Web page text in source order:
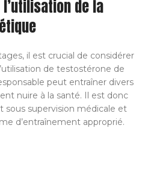
de la
il est crucial de considérer
de testostérone de
peut entraîner divers
nuire à la santé. Il est donc
sous supervision médicale et
d’entraînement approprié.